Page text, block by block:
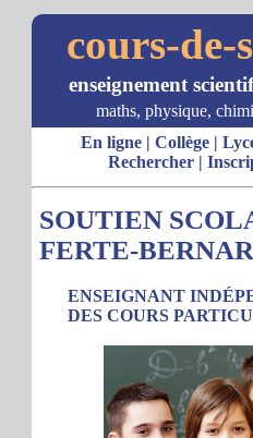
cours-de-
enseignement
maths, physique,
En ligne| Collège|
Rechercher|
SOUTIEN
FERTE-
ENSEIGNANT
DES COURS